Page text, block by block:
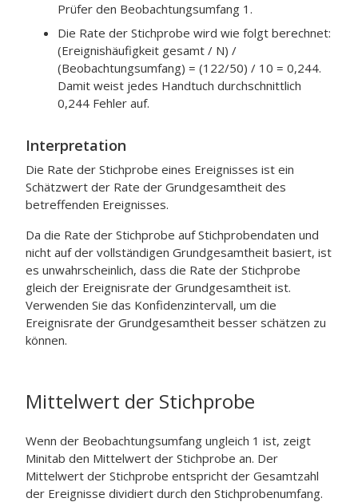
Prüfer den Beobachtungsumfang 1.
Die Rate der Stichprobe wird wie folgt berechnet:
(Ereignishäufigkeit gesamt / N) /
(Beobachtungsumfang) = (122/50) / 10 = 0,244.
Damit weist jedes Handtuch durchschnittlich
0,244 Fehler auf.
Interpretation
Die Rate der Stichprobe eines Ereignisses ist ein
Schätzwert der Rate der Grundgesamtheit des
betreffenden Ereignisses.
Da die Rate der Stichprobe auf Stichprobendaten und
nicht auf der vollständigen Grundgesamtheit basiert, ist
es unwahrscheinlich, dass die Rate der Stichprobe
gleich der Ereignisrate der Grundgesamtheit ist.
Verwenden Sie das Konfidenzintervall, um die
Ereignisrate der Grundgesamtheit besser schätzen zu
können.
Mittelwert der Stichprobe
Wenn der Beobachtungsumfang ungleich 1 ist, zeigt
Minitab den Mittelwert der Stichprobe an. Der
Mittelwert der Stichprobe entspricht der Gesamtzahl
der Ereignisse dividiert durch den Stichprobenumfang.